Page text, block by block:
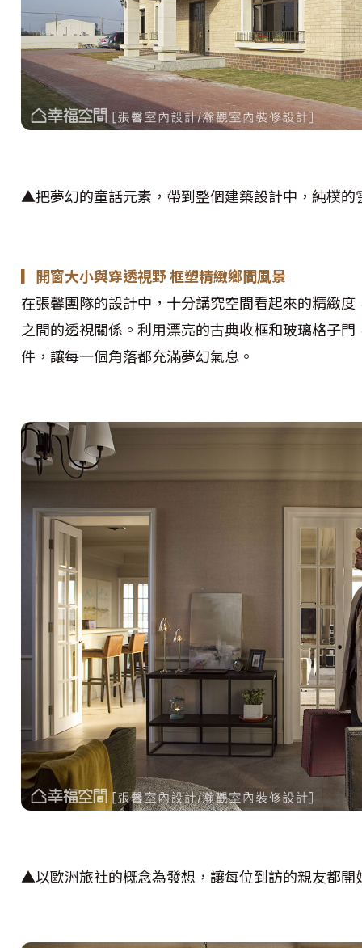
▲把夢幻的童話元素，帶到整個建築設計中，純樸
▎開窗大小與穿透視野 框塑精緻鄉間風景
在張馨團隊的設計中，十分講究空間看起來的精緻
之間的透視關係。利用漂亮的古典收框和玻璃格子
件，讓每一個角落都充滿夢幻氣息。
▲以歐洲旅社的概念為發想，讓每位到訪的親友都開